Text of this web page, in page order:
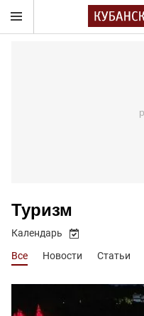
Туризм
Все Новости Статьи
Календарь